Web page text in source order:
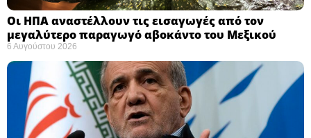
Οι ΗΠΑ αναστέλλουν τις εισαγωγές από τον
μεγαλύτερο παραγωγό αβοκάντο του Μεξικού ​
6 Αυγούστου 2026